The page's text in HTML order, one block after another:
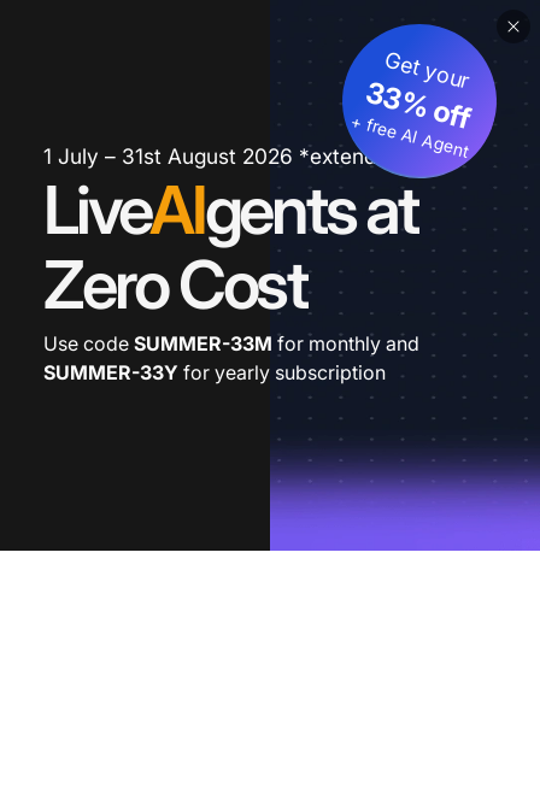
1 July – 31st August 2026 *extended
LiveAIgents at
Zero Cost
Get your
33% off
+ free AI Agent
Use code SUMMER-33M for monthly and
SUMMER-33Y for yearly subscription